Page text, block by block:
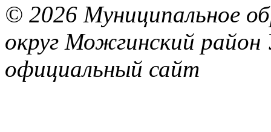
© 2026 Муниципальное
округ Можгинский район
официальный сайт